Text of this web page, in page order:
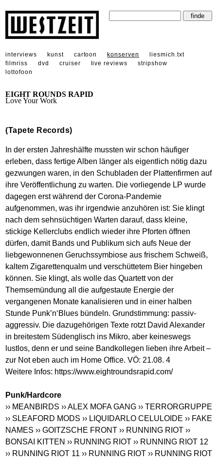
interviews kunst cartoon konserven
liesmich.txt
filmriss
dvd cruiser live reviews
stripshow
lottofoon
EIGHT ROUNDS RAPID
Love Your Work
(Tapete Records)
In der ersten Jahreshälfte mussten wir schon häufiger
erleben, dass fertige Alben länger als eigentlich nötig dazu
gezwungen waren, in den Schubladen der Plattenfirmen auf
ihre Veröffentlichung zu warten. Die vorliegende LP wurde
dagegen erst während der Corona-Pandemie
aufgenommen, was ihr irgendwie anzuhören ist: Sie klingt
nach dem sehnsüchtigen Warten darauf, dass kleine,
stickige Kellerclubs endlich wieder ihre Pforten öffnen
dürfen, damit Bands und Publikum sich aufs Neue der
liebgewonnenen Geruchssymbiose aus frischem Schweiß,
kaltem Zigarettenqualm und verschüttetem Bier hingeben
können. Sie klingt, als wolle das Quartett von der
Themsemündung all die aufgestaute Energie der
vergangenen Monate kanalisieren und in einer halben
Stunde Punk’n‘Blues bündeln. Grundstimmung: passiv-
aggressiv. Die dazugehörigen Texte rotzt David Alexander
in breitestem Südenglisch ins Mikro, aber keineswegs
lustlos, denn er und seine Bandkollegen lieben ihre Arbeit –
zur Not eben auch im Home Office. VÖ: 21.08. 4
Weitere Infos: https://www.eightroundsrapid.com/
Punk/Hardcore
›› MEANBIRDS ›› ALEX MOFA GANG ›› TERRORGRUPPE
›› SLEAFORD MODS ›› LIQUIDARLO CELULOIDE ›› FAKE
NAMES ›› GOITZSCHE FRONT ›› RUNNING RIOT ››
BONSAI KITTEN ›› RUNNING RIOT ›› RUNNING RIOT 12
›› RUNNING RIOT 11 ›› RUNNING RIOT ›› RUNNING RIOT